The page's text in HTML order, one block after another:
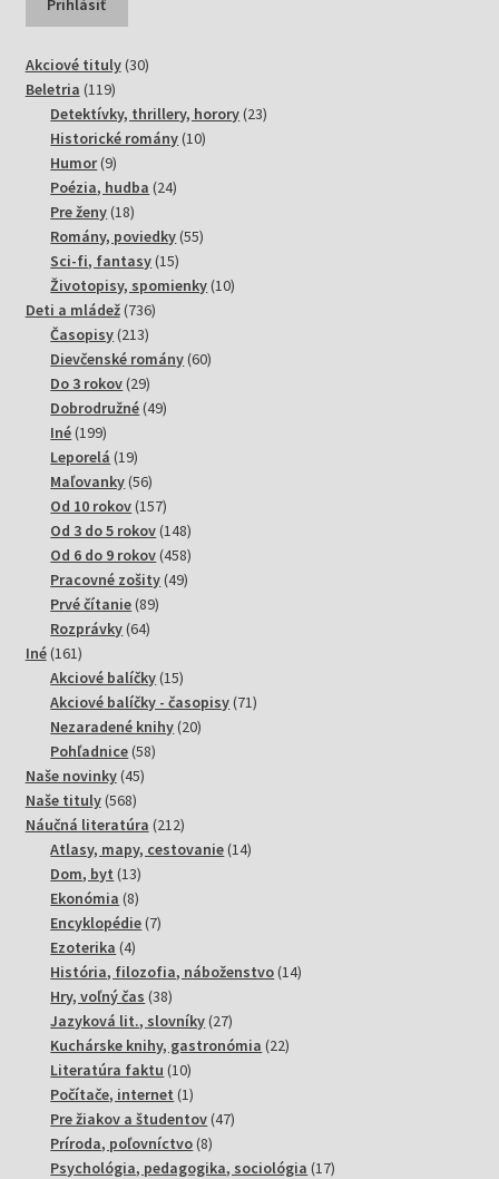
Akciové tituly 3030
Beletria 119119
produktov
Detektívky, thrillery, horory 2323
Historické romány 1010
Humor 99
produktov
Poézia, hudba 2424
Pre ženy 1818
produktov
Romány, poviedky 5555
Sci-fi, fantasy 1515
produktov
Životopisy, spomienky 1010
Deti a mládež 736736
Časopisy 213213
produktov
Dievčenské romány 6060
Do 3 rokov 2929
produktov
Dobrodružné 4949
Iné 199199
produktov
Leporelá 1919
produktov
Maľovanky 5656
produktov
Od 10 rokov 157157
produktov
Od 3 do 5 rokov 148148
produktov
Od 6 do 9 rokov 458458
produktov
Pracovné zošity 4949
Prvé čítanie 8989
Rozprávky 6464
Iné 161161
produktov
Akciové balíčky 1515
produktov
Akciové balíčky - časopisy 7171
Nezaradené knihy 2020
Pohľadnice 5858
Naše novinky 4545
Naše tituly 568568
produktov
Náučná literatúra 212212
produktov
Atlasy, mapy, cestovanie 1414
Dom, byt 1313
produktov
Ekonómia 88
produktov
Encyklopédie 77
Ezoterika 44
produkty
História, filozofia, náboženstvo 1414
Hry, voľný čas 3838
produktov
Jazyková lit., slovníky 2727
produktov
Kuchárske knihy, gastronómia 2222
Literatúra faktu 1010
produktov
Počítače, internet 11
produkt
Pre žiakov a študentov 4747
Príroda, poľovníctvo 88
produktov
Psychológia, pedagogika, sociológia 1717